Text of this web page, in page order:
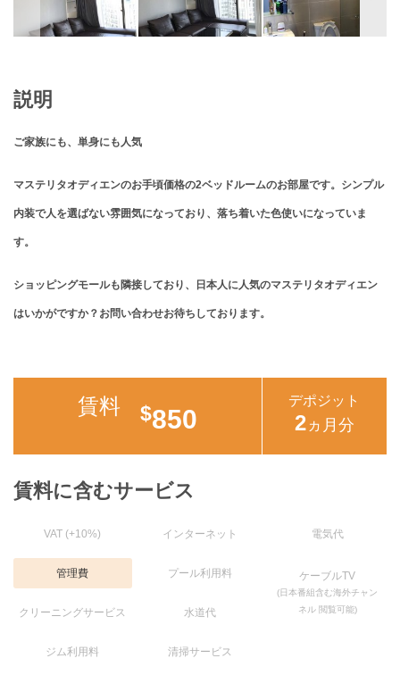
説明
ご家族にも、単身にも人気
マステリタオディエンのお手頃価格の2ベッドルームのお部屋です。シンプル
内装で人を選ばない雰囲気になっており、落ち着いた色使いになっていま
す。
ショッピングモールも隣接しており、日本人に人気のマステリタオディエン
はいかがですか？お問い合わせお待ちしております。
賃料 $850
デポジット
2ヵ月分
賃料に含むサービス
VAT (+10%) インターネット 電気代
管理費 プール利用料
クリーニングサービス 水道代
ケーブルTV
(日本番組含む海外チャン
ネル 閲覧可能)
ジム利用料 清掃サービス